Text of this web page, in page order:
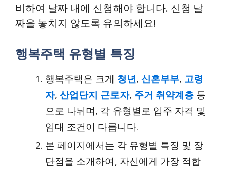
비하여 날짜 내에 신청해야 합니다. 신청 날
짜을 놓치지 않도록 유의하세요!
행복주택 유형별 특징
행복주택은 크게 청년, 신혼부부, 고령
자, 산업단지 근로자, 주거 취약계층 등
으로 나뉘며, 각 유형별로 입주 자격 및
임대 조건이 다릅니다.
본 페이지에서는 각 유형별 특징 및 장
단점을 소개하여, 자신에게 가장 적합